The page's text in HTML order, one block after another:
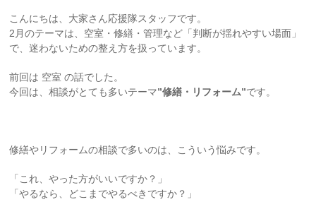
こんにちは、大家さん応援隊スタッフです。
2月のテーマは、空室・修繕・管理など「判断が揺れやすい場面」
で、迷わないための整え方を扱っています。
前回は 空室 の話でした。
今回は、相談がとても多いテーマ”修繕・リフォーム”です。
修繕やリフォームの相談で多いのは、こういう悩みです。
「これ、やった方がいいですか？」
「やるなら、どこまでやるべきですか？」